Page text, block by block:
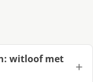
witloof met